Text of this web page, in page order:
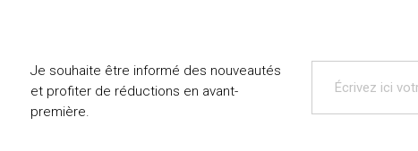
Je souhaite être informé des nouveautés
et profiter de réductions en avant-
première.